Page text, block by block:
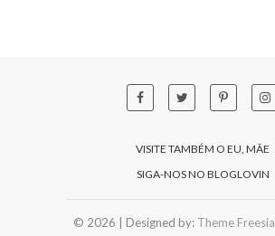
VISITE TAMBÉM O EU, MÃE
SIGA-NOS NO BLOGLOVIN
© 2026 | Designed by: Theme Freesia